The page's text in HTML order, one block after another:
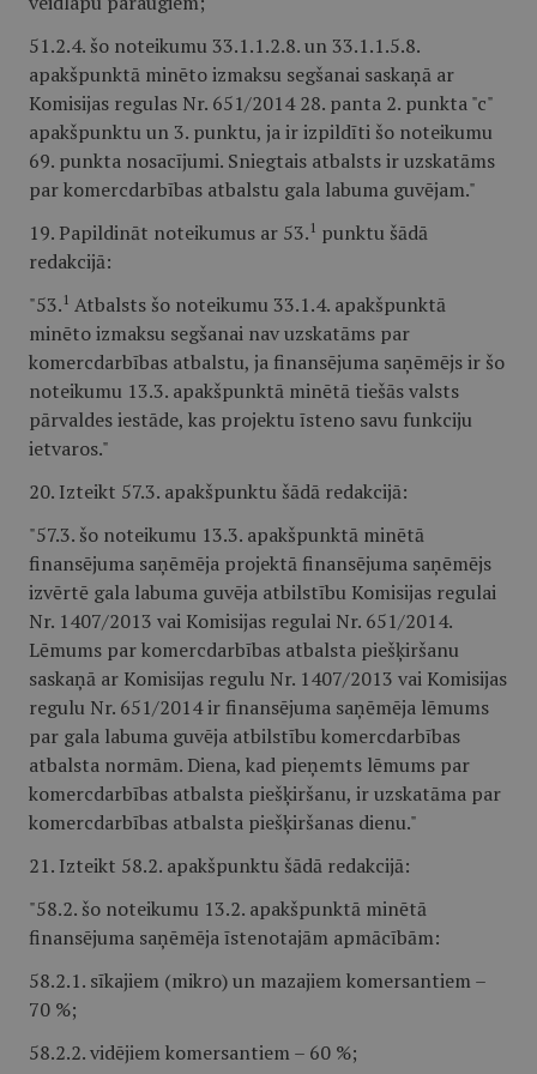
51.2.4. šo noteikumu 33.1.1.2.8. un 33.1.1.5.8.
apakšpunktā minēto izmaksu segšanai saskaņā ar
Komisijas regulas Nr. 651/2014 28. panta 2. punkta "c"
apakšpunktu un 3. punktu, ja ir izpildīti šo noteikumu
69. punkta nosacījumi. Sniegtais atbalsts ir uzskatāms
par komercdarbības atbalstu gala labuma guvējam."
19. Papildināt noteikumus ar 53. 1 punktu šādā
redakcijā:
"53. 1 Atbalsts šo noteikumu 33.1.4. apakšpunktā
minēto izmaksu segšanai nav uzskatāms par
komercdarbības atbalstu, ja finansējuma saņēmējs ir šo
noteikumu 13.3. apakšpunktā minētā tiešās valsts
pārvaldes iestāde, kas projektu īsteno savu funkciju
ietvaros."
20. Izteikt 57.3. apakšpunktu šādā redakcijā:
"57.3. šo noteikumu 13.3. apakšpunktā minētā
finansējuma saņēmēja projektā finansējuma saņēmējs
izvērtē gala labuma guvēja atbilstību Komisijas regulai
Nr. 1407/2013 vai Komisijas regulai Nr. 651/2014.
Lēmums par komercdarbības atbalsta piešķiršanu
saskaņā ar Komisijas regulu Nr. 1407/2013 vai Komisijas
regulu Nr. 651/2014 ir finansējuma saņēmēja lēmums
par gala labuma guvēja atbilstību komercdarbības
atbalsta normām. Diena, kad pieņemts lēmums par
komercdarbības atbalsta piešķiršanu, ir uzskatāma par
komercdarbības atbalsta piešķiršanas dienu."
21. Izteikt 58.2. apakšpunktu šādā redakcijā:
"58.2. šo noteikumu 13.2. apakšpunktā minētā
finansējuma saņēmēja īstenotajām apmācībām:
58.2.1. sīkajiem (mikro) un mazajiem komersantiem –
70 %;
58.2.2. vidējiem komersantiem – 60 %;